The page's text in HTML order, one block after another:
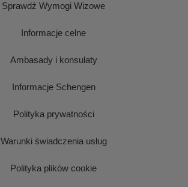
Sprawdź Wymogi Wizowe
Informacje celne
Ambasady i konsulaty
Informacje Schengen
Polityka prywatności
Warunki świadczenia usług
Polityka plików cookie